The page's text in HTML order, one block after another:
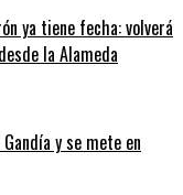
ya tiene fecha: volverá
la Alameda
y se mete en